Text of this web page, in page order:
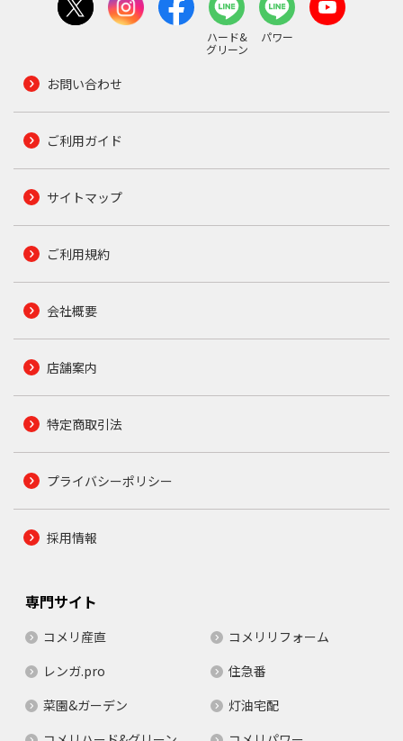
ハード&
グリーン
パワー
お問い合わせ
ご利用ガイド
サイトマップ
ご利用規約
会社概要
店舗案内
特定商取引法
プライバシーポリシー
採用情報
専門サイト
コメリ産直
コメリリフォーム
レンガ.pro
住急番
菜園&ガーデン
灯油宅配